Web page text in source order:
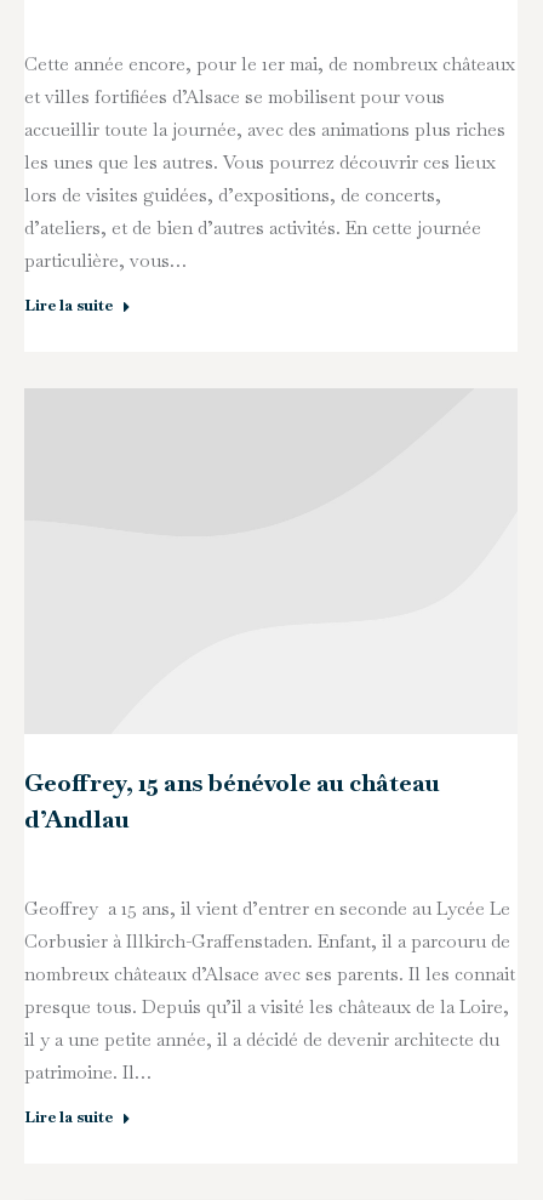
Cette année encore, pour le 1er mai, de nombreux châteaux
et villes fortifiées d’Alsace se mobilisent pour vous
accueillir toute la journée, avec des animations plus riches
les unes que les autres. Vous pourrez découvrir ces lieux
lors de visites guidées, d’expositions, de concerts,
d’ateliers, et de bien d’autres activités. En cette journée
particulière, vous…
Lire la suite
Geoffrey, 15 ans bénévole au château
d’Andlau
Geoffrey a 15 ans, il vient d’entrer en seconde au Lycée Le
Corbusier à Illkirch-Graffenstaden. Enfant, il a parcouru de
nombreux châteaux d’Alsace avec ses parents. Il les connait
presque tous. Depuis qu’il a visité les châteaux de la Loire,
il y a une petite année, il a décidé de devenir architecte du
patrimoine. Il…
Lire la suite